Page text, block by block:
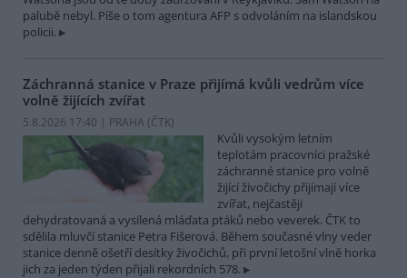
palubě nebyl. Píše o tom agentura AFP s odvoláním na islandskou
policii.
Záchranná stanice v Praze přijímá kvůli vedrům více
volně žijících zvířat
5.8.2026 17:40 | PRAHA (ČTK)
Kvůli vysokým letním
teplotám pracovníci pražské
záchranné stanice pro volně
žijící živočichy přijímají více
zvířat, nejčastěji
dehydratovaná a vysílená mláďata ptáků nebo veverek. ČTK to
sdělila mluvčí stanice Petra Fišerová. Během současné vlny veder
stanice denně ošetří desítky živočichů, při první letošní vlně horka
jich za jeden týden přijali rekordních 578.